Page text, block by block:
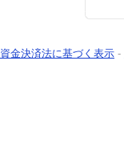
資金決済法に基づく表示 -